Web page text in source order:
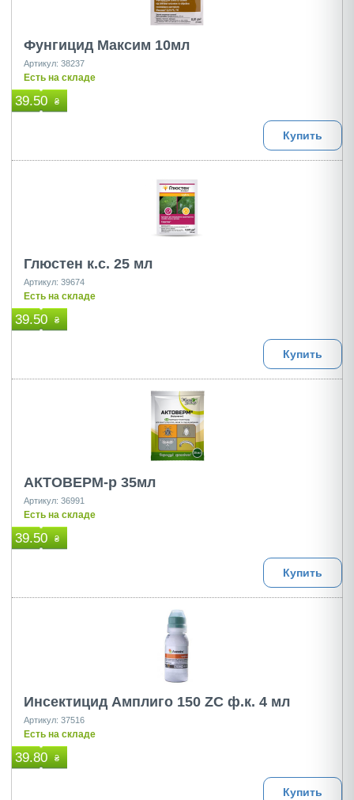
Фунгицид Максим 10мл
Артикул: 38237
Есть на складе
39.50 ₴
Купить
Глюстен к.с. 25 мл
Артикул: 39674
Есть на складе
39.50 ₴
Купить
АКТОВЕРМ-р 35мл
Артикул: 36991
Есть на складе
39.50 ₴
Купить
Инсектицид Амплиго 150 ZC ф.к. 4 мл
Артикул: 37516
Есть на складе
39.80 ₴
Купить